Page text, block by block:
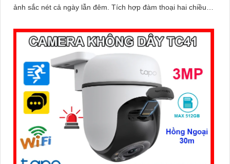
ảnh sắc nét cả ngày lẫn đêm. Tích hợp đàm thoại hai chiều,
tính năng phát hiện người và theo dõi chuyển động tự động,
giúp bạn kiểm soát an ninh dễ dàng và hiệu quả